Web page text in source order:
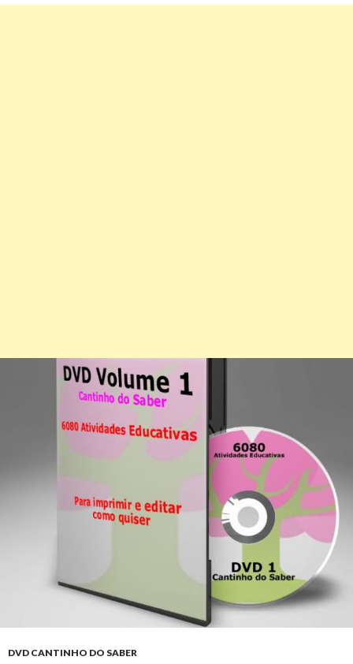
DVD CANTINHO DO SABER